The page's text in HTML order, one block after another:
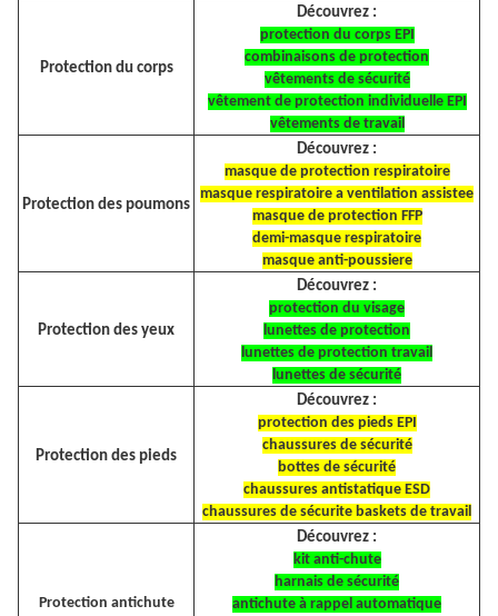
Protection du corps
Découvrez :
protection du corps EPI
combinaisons de protection
vêtements de sécurité
vêtement de protection individuelle EPI
vêtements de travail
Protection des poumons
Découvrez :
masque de protection respiratoire
masque respiratoire a ventilation assistee
masque de protection FFP
demi-masque respiratoire
masque anti-poussiere
Protection des yeux
Découvrez :
protection du visage
lunettes de protection
lunettes de protection travail
lunettes de sécurité
Protection des pieds
Découvrez :
protection des pieds EPI
chaussures de sécurité
bottes de sécurité
chaussures antistatique ESD
chaussures de sécurite baskets de travail
Protection antichute
Découvrez :
kit anti-chute
harnais de sécurité
antichute à rappel automatique